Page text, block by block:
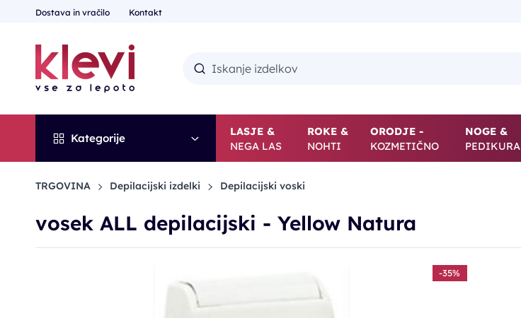
Dostava in vračilo Kontakt
Kategorije
LASJE &
NEGA LAS
ROKE &
NOHTI
ORODJE -
KOZMETIČNO
NOGE &
PEDIKURA
TRGOVINA Depilacijski izdelki Depilacijski voski
vosek ALL depilacijski - Yellow Natura
-35%